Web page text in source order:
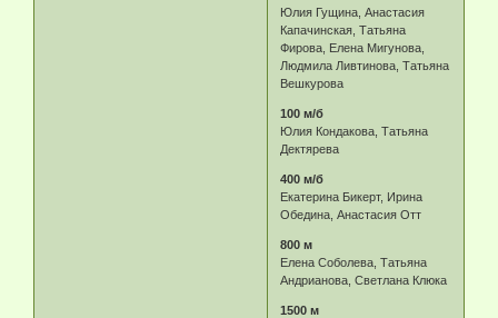
Юлия Гущина, Анастасия
Капачинская, Татьяна
Фирова, Елена Мигунова,
Людмила Ливтинова, Татьяна
Вешкурова
100 м/б
Юлия Кондакова, Татьяна
Дектярева
400 м/б
Екатерина Бикерт, Ирина
Обедина, Анастасия Отт
800 м
Елена Соболева, Татьяна
Андрианова, Светлана Клюка
1500 м